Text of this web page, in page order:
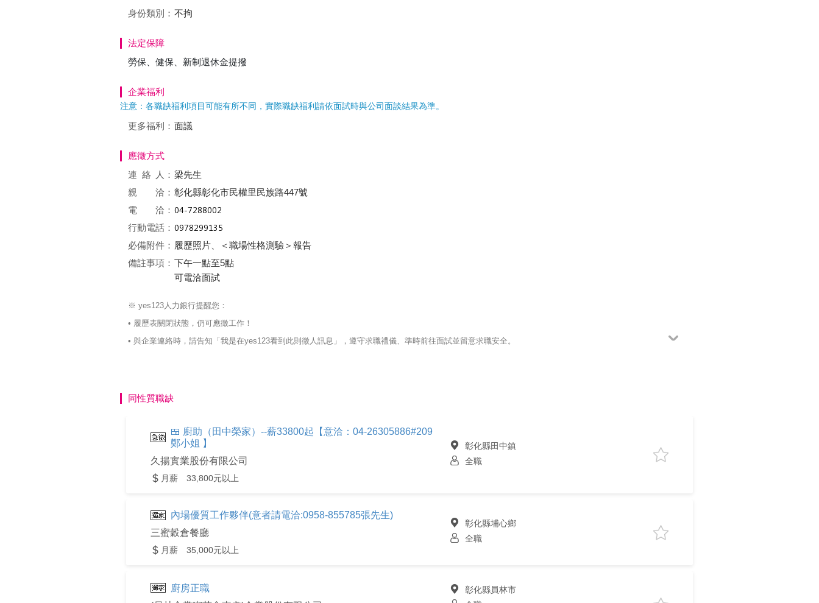
身份類別： 不拘
法定保障
勞保、健保、新制退休金提撥
企業福利
注意：各職缺福利項目可能有所不同，實際職缺福利請依面試時與公司面談結果為準。
更多福利： 面議
應徵方式
連絡
人： 梁先生
親 洽： 彰化縣彰化市民權里民族路447號
電 洽：
行動電話：
必備附件： 履歷照片、＜職場性格測驗＞報告
備註事項： 下午一點至5點
可電洽面試
※ yes123人力銀行提醒您：
• 履歷表關閉狀態，仍可應徵工作！
• 與企業連絡時，請告知「我是在yes123看到此則徵人訊息」，遵守求職禮儀、準時前往面試並留意求職安全。
同性質職缺
🍱 廚助（田中榮家）--薪33800起【意洽：04-26305886#209
鄭小姐 】
久揚實業股份有限公司
月薪 33,800元以上
彰化縣田中鎮
全職
內場優質工作夥伴(意者請電洽:0958-855785張先生)
三蜜穀倉餐廳
月薪 35,000元以上
彰化縣埔心鄉
全職
廚房正職
彰化縣員林市